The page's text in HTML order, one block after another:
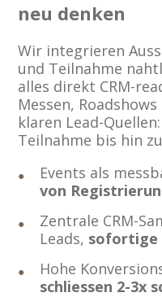
neu denken
Wir integrieren
und Teilnahme
alles direkt CRM-
Messen,
klaren Lead-
Teilnahme bis hin
Events als
von
Zentrale CRM-
Leads, sofortige
Hohe
schliessen 2-3x